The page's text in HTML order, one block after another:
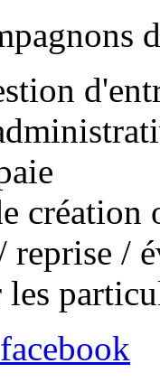
création
reprise /